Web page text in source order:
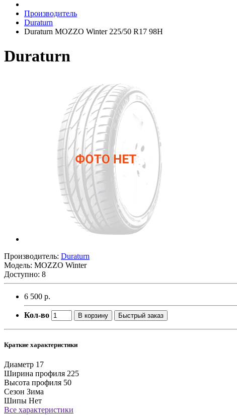
Производитель
Duraturn
Duraturn MOZZO Winter 225/50 R17 98H
Duraturn
Производитель: Duraturn
Модель: MOZZO Winter
Доступно: 8
6 500 р.
Кол-во В корзину Быстрый заказ
Краткие характеристики
Диаметр 17
Ширина профиля 225
Высота профиля 50
Сезон Зима
Шипы Нет
Все характеристики